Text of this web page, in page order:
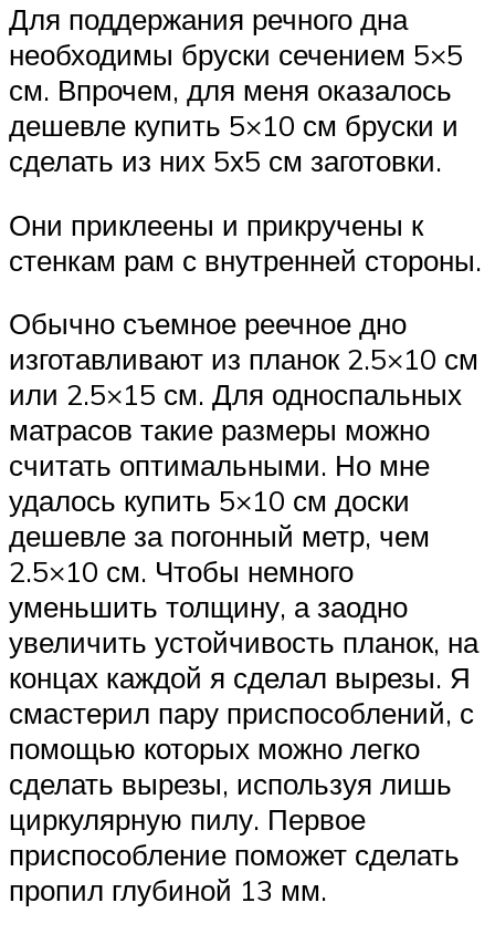
Для поддержания речного дна
необходимы бруски сечением 5×5
см. Впрочем, для меня оказалось
дешевле купить 5×10 см бруски и
сделать из них 5х5 см заготовки.
Они приклеены и прикручены к
стенкам рам с внутренней стороны.
Обычно съемное реечное дно
изготавливают из планок 2.5×10 см
или 2.5×15 см. Для односпальных
матрасов такие размеры можно
считать оптимальными. Но мне
удалось купить 5×10 см доски
дешевле за погонный метр, чем
2.5×10 см. Чтобы немного
уменьшить толщину, а заодно
увеличить устойчивость планок, на
концах каждой я сделал вырезы. Я
смастерил пару приспособлений, с
помощью которых можно легко
сделать вырезы, используя лишь
циркулярную пилу. Первое
приспособление поможет сделать
пропил глубиной 13 мм.